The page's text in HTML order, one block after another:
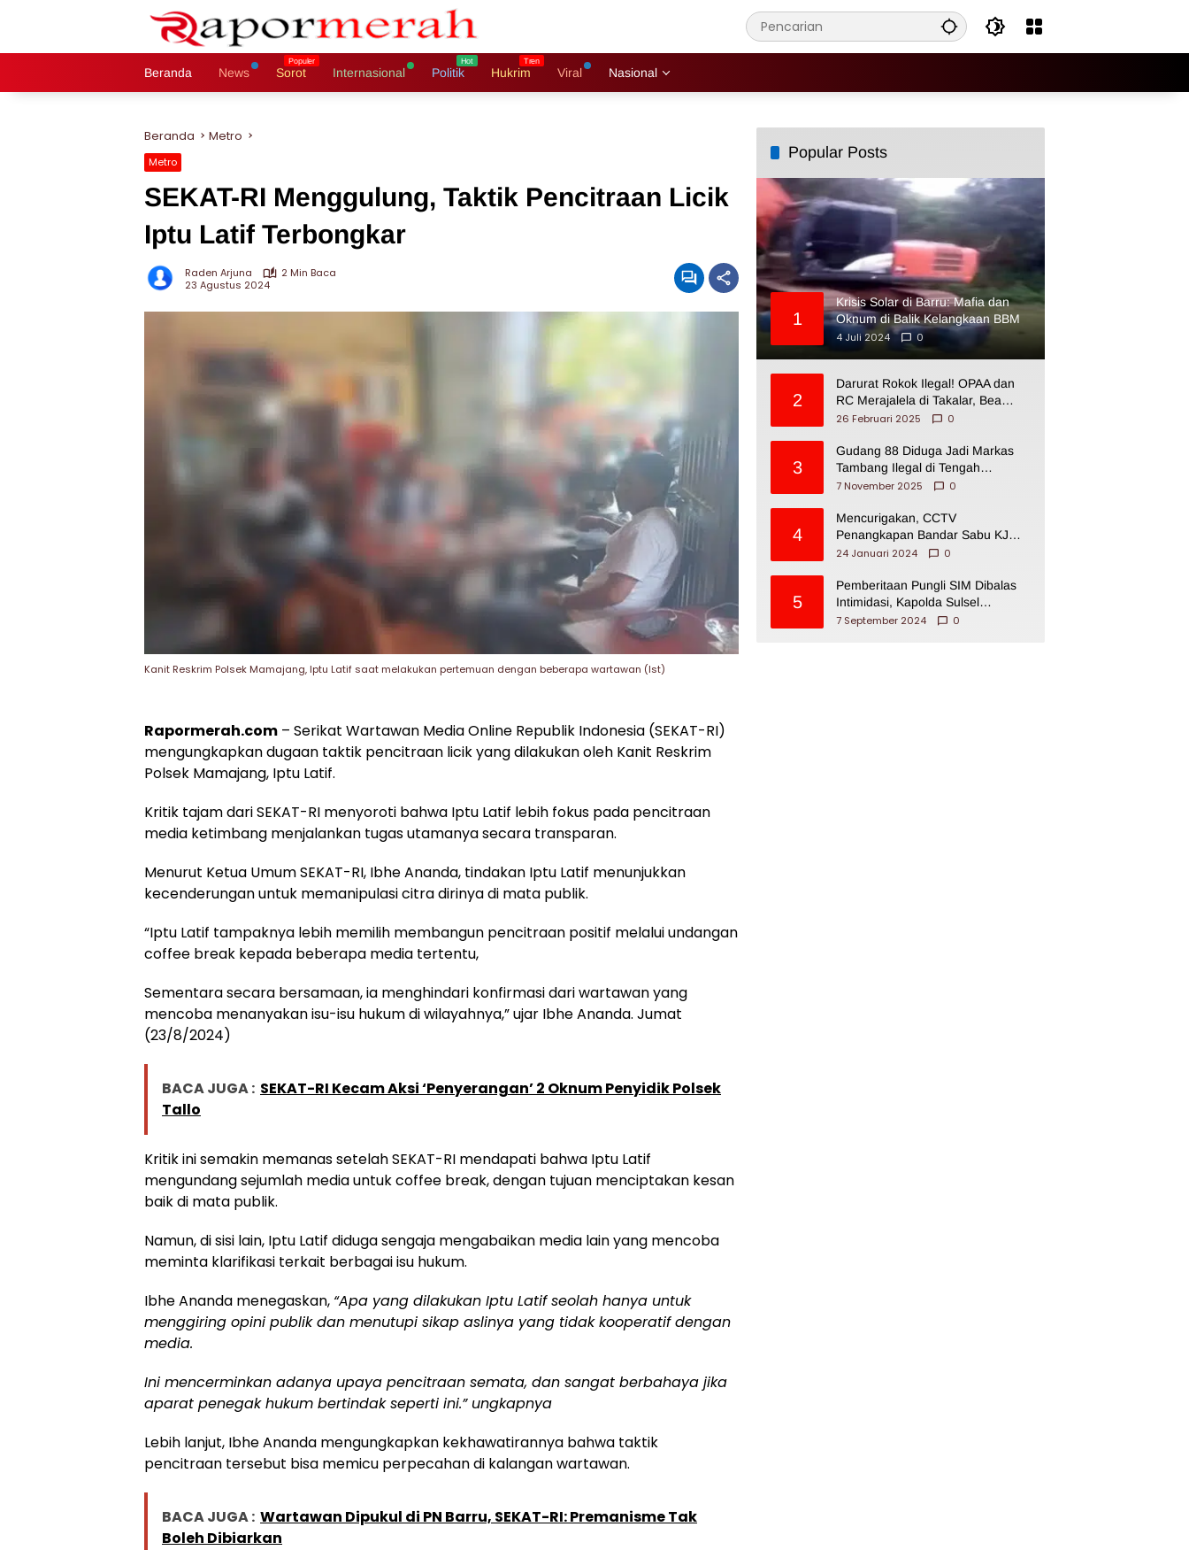
Beranda News Sorot Internasional Politik Hukrim Viral Nasional
Beranda Metro
Metro
SEKAT-RI Menggulung, Taktik Pencitraan Licik
Iptu Latif Terbongkar
Raden Arjuna
2 Min Baca
23 Agustus 2024
Kanit Reskrim Polsek Mamajang, Iptu Latif saat melakukan pertemuan dengan beberapa wartawan (Ist)
Rapormerah.com – Serikat Wartawan Media Online Republik Indonesia (SEKAT-RI)
mengungkapkan dugaan taktik pencitraan licik yang dilakukan oleh Kanit Reskrim
Polsek Mamajang, Iptu Latif.
Kritik tajam dari SEKAT-RI menyoroti bahwa Iptu Latif lebih fokus pada pencitraan
media ketimbang menjalankan tugas utamanya secara transparan.
Menurut Ketua Umum SEKAT-RI, Ibhe Ananda, tindakan Iptu Latif menunjukkan
kecenderungan untuk memanipulasi citra dirinya di mata publik.
“Iptu Latif tampaknya lebih memilih membangun pencitraan positif melalui undangan
coffee break kepada beberapa media tertentu,
Sementara secara bersamaan, ia menghindari konfirmasi dari wartawan yang
mencoba menanyakan isu-isu hukum di wilayahnya,” ujar Ibhe Ananda. Jumat
(23/8/2024)
BACA JUGA : SEKAT-RI Kecam Aksi ‘Penyerangan’ 2 Oknum Penyidik Polsek
Tallo
Kritik ini semakin memanas setelah SEKAT-RI mendapati bahwa Iptu Latif
mengundang sejumlah media untuk coffee break, dengan tujuan menciptakan kesan
baik di mata publik.
Namun, di sisi lain, Iptu Latif diduga sengaja mengabaikan media lain yang mencoba
meminta klarifikasi terkait berbagai isu hukum.
Ibhe Ananda menegaskan, “Apa yang dilakukan Iptu Latif seolah hanya untuk
menggiring opini publik dan menutupi sikap aslinya yang tidak kooperatif dengan
media.
Ini mencerminkan adanya upaya pencitraan semata, dan sangat berbahaya jika
aparat penegak hukum bertindak seperti ini.” ungkapnya
Lebih lanjut, Ibhe Ananda mengungkapkan kekhawatirannya bahwa taktik
pencitraan tersebut bisa memicu perpecahan di kalangan wartawan.
BACA JUGA : Wartawan Dipukul di PN Barru, SEKAT-RI: Premanisme Tak
Boleh Dibiarkan
Popular Posts
1
Krisis Solar di Barru: Mafia dan
Oknum di Balik Kelangkaan BBM
4 Juli 2024
0
2
Darurat Rokok Ilegal! OPAA dan
RC Merajalela di Takalar, Bea
Cukai Impoten
26 Februari 2025 0
3
Gudang 88 Diduga Jadi Markas
Tambang Ilegal di Tengah
Permukiman Warga Makassar
7 November 2025 0
4
Mencurigakan, CCTV
Penangkapan Bandar Sabu KJ
Disita Oknum BNNP Sulsel
24 Januari 2024 0
5
Pemberitaan Pungli SIM Dibalas
Intimidasi, Kapolda Sulsel
Dikecam PJI Sulsel
7 September 2024 0